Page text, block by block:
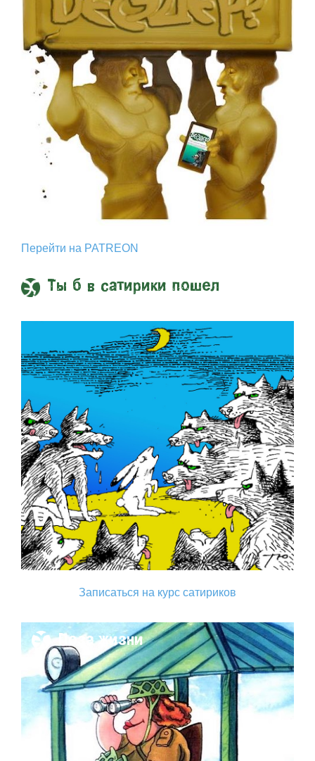
Перейти на PATREON
Ты б в сатирики пошел
Записаться на курс сатириков
Поза жизни